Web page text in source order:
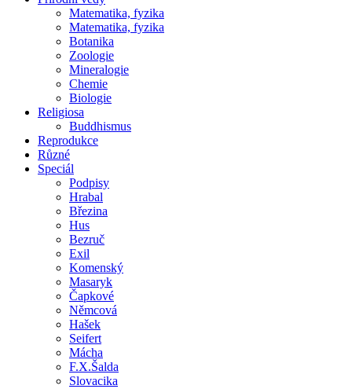
Matematika, fyzika
Matematika, fyzika
Botanika
Zoologie
Mineralogie
Chemie
Biologie
Religiosa
Buddhismus
Reprodukce
Různé
Speciál
Podpisy
Hrabal
Březina
Hus
Bezruč
Exil
Komenský
Masaryk
Čapkové
Němcová
Hašek
Seifert
Mácha
F.X.Šalda
Slovacika